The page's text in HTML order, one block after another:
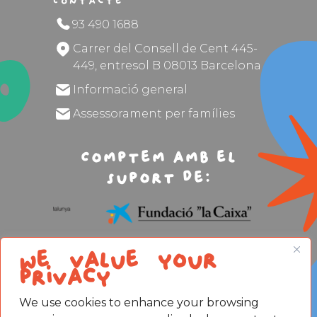
We value your
privacy
We use cookies to enhance your browsing
93 490 1688
Carrer del Consell de Cent 445-
449, entresol B 08013 Barcelona
Informació general
Assessorament per famílies
Comptem amb el
suport de:
Avís legal